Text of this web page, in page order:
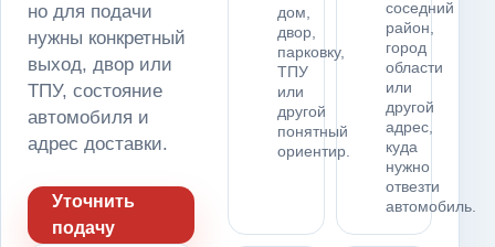
но для подачи
нужны конкретный
выход, двор или
ТПУ, состояние
автомобиля и
адрес доставки.
Уточнить
подачу
дом,
двор,
парковку,
ТПУ
или
другой
понятный
ориентир.
соседний
район,
город
области
или
другой
адрес,
куда
нужно
отвезти
автомобиль.